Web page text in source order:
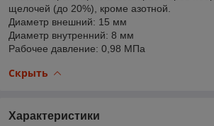
щелочей (до 20%), кроме азотной.
Диаметр внешний: 15 мм
Диаметр внутренний: 8 мм
Рабочее давление: 0,98 МПа
Скрыть
Характеристики